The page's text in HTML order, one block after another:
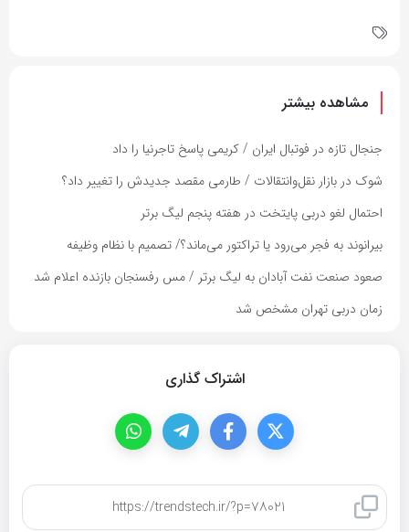
مشاهده بیشتر
جنجال تازه در فوتبال ایران / کریمی پاسخ تاجرنیا را داد
شوک در بازار نقل‌وانتقالات / طارمی مقصد جدیدش را تغییر داد؟
احتمال لغو دربی پایتخت در هفته پنجم لیگ برتر
بیرانوند به فجر می‌رود یا تراکتور می‌ماند؟/ تصمیم با نظام وظیفه
صعود صنعت نفت آبادان به لیگ برتر / مس رفسنجان بازنده اعلام شد
زمان دربی تهران مشخص شد
اشتراک گذاری